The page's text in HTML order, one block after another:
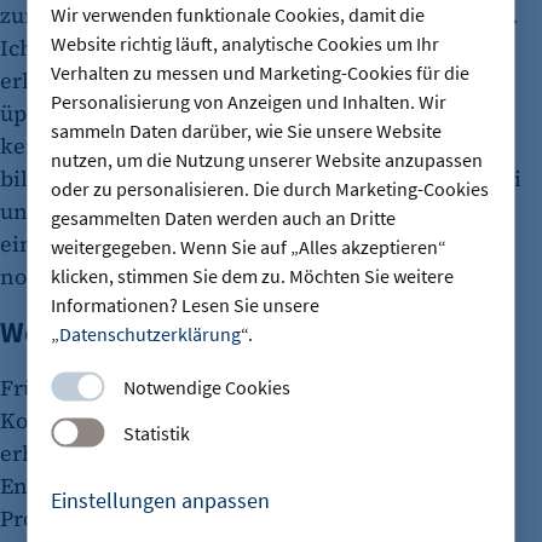
Wir verwenden funktionale Cookies, damit die
Website richtig läuft, analytische Cookies um Ihr
Verhalten zu messen und Marketing-Cookies für die
Personalisierung von Anzeigen und Inhalten. Wir
sammeln Daten darüber, wie Sie unsere Website
nutzen, um die Nutzung unserer Website anzupassen
oder zu personalisieren. Die durch Marketing-Cookies
gesammelten Daten werden auch an Dritte
weitergegeben. Wenn Sie auf „Alles akzeptieren“
klicken, stimmen Sie dem zu. Möchten Sie weitere
Informationen? Lesen Sie unsere
„Datenschutzerklärung“.
Notwendige Cookies
Statistik
Einstellungen anpassen
zunächst, wie wir die Ausschreibung formulieren.
Ich muss den Führungskräften immer wieder
erklären, dass der Anforderungskatalog nicht zu
üppig formuliert werden darf. Sonst bewirbt sich
keiner. Den Schwerpunkt müssen die Vorteile
bilden, die Mitarbeitende mit einer Anstellung bei
uns erhalten. Das, was ich mir als Anforderung in
einer Stellenausschreibung wünsche, sollte nur
noch drei bis fünf Bulletpoints beinhalten.
Welche Rolle spielt das Einkommen?
Früher haben sich die Leute in Scharen in
Konzernen beworben, weil sie dort Tariflöhne
erhalten. Das ist nicht mehr so. Für Bürojobs im
Engineering und in der IT erhalten wir derzeit 50
Prozent aller Bewerbungen aus Übersee.